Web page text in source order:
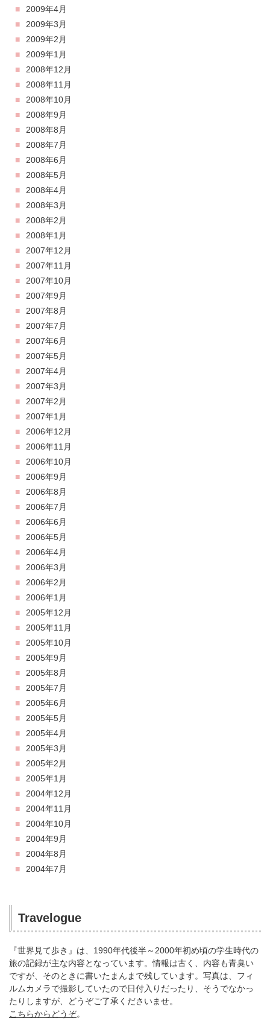
2009年4月
2009年3月
2009年2月
2009年1月
2008年12月
2008年11月
2008年10月
2008年9月
2008年8月
2008年7月
2008年6月
2008年5月
2008年4月
2008年3月
2008年2月
2008年1月
2007年12月
2007年11月
2007年10月
2007年9月
2007年8月
2007年7月
2007年6月
2007年5月
2007年4月
2007年3月
2007年2月
2007年1月
2006年12月
2006年11月
2006年10月
2006年9月
2006年8月
2006年7月
2006年6月
2006年5月
2006年4月
2006年3月
2006年2月
2006年1月
2005年12月
2005年11月
2005年10月
2005年9月
2005年8月
2005年7月
2005年6月
2005年5月
2005年4月
2005年3月
2005年2月
2005年1月
2004年12月
2004年11月
2004年10月
2004年9月
2004年8月
2004年7月
Travelogue
『世界見て歩き』は、1990年代後半～2000年初め頃の学生時代の
旅の記録が主な内容となっています。情報は古く、内容も青臭い
ですが、そのときに書いたまんまで残しています。写真は、フィ
ルムカメラで撮影していたので日付入りだったり、そうでなかっ
たりしますが、どうぞご了承くださいませ。
こちらからどうぞ。